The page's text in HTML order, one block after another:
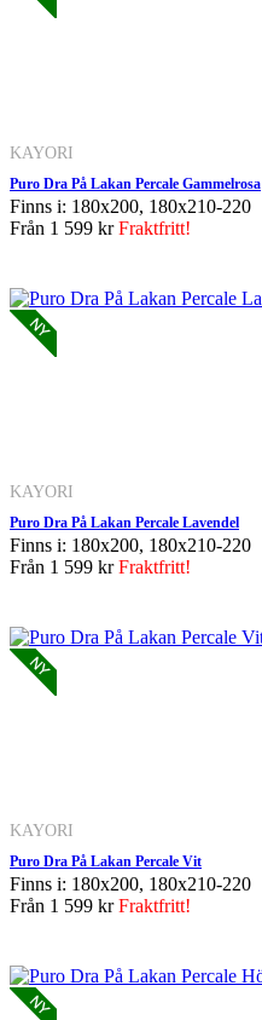
KAYORI
Puro Dra På Lakan Percale Gammelrosa
Finns i: 180x200, 180x210-220
Från 1 599 krFraktfritt!
KAYORI
Puro Dra På Lakan Percale Lavendel
Finns i: 180x200, 180x210-220
Från 1 599 krFraktfritt!
KAYORI
Puro Dra På Lakan Percale Vit
Finns i: 180x200, 180x210-220
Från 1 599 krFraktfritt!